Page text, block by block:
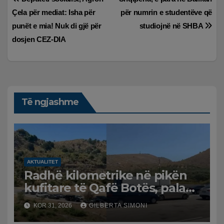
te
postimet
për numrin e studentëve që
studiojnë në SHBA
Çela për mediat: Isha për
punët e mia! Nuk di gjë për
dosjen CEZ-DIA
Të ngjashme
AKTUALITET
Radhë kilometrike në pikën
kufitare të Qafë Botës, pala
greke raporton defekt në
sistem, qytetarët mbeten të
KOR 31, 2026 GILBERTA SIMONI